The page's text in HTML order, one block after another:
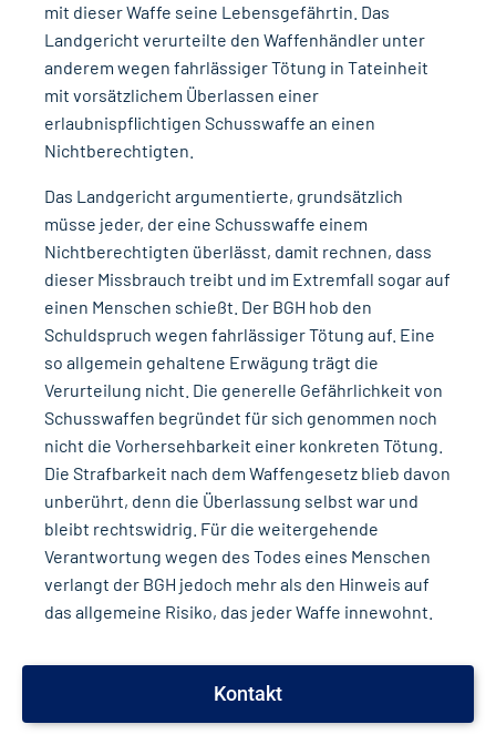
mit dieser Waffe seine Lebensgefährtin. Das
Landgericht verurteilte den Waffenhändler unter
anderem wegen fahrlässiger Tötung in Tateinheit
mit vorsätzlichem Überlassen einer
erlaubnispflichtigen Schusswaffe an einen
Nichtberechtigten.
Das Landgericht argumentierte, grundsätzlich
müsse jeder, der eine Schusswaffe einem
Nichtberechtigten überlässt, damit rechnen, dass
dieser Missbrauch treibt und im Extremfall sogar auf
einen Menschen schießt. Der BGH hob den
Schuldspruch wegen fahrlässiger Tötung auf . Eine
so allgemein gehaltene Erwägung trägt die
Verurteilung nicht. Die generelle Gefährlichkeit von
Schusswaffen begründet für sich genommen noch
nicht die Vorhersehbarkeit einer konkreten Tötung.
Die Strafbarkeit nach dem Waffengesetz blieb davon
unberührt, denn die Überlassung selbst war und
bleibt rechtswidrig. Für die weitergehende
Verantwortung wegen des Todes eines Menschen
verlangt der BGH jedoch mehr als den Hinweis auf
das allgemeine Risiko, das jeder Waffe innewohnt.
Kontakt